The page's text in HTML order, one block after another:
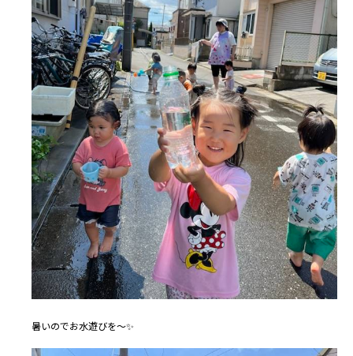
暑いのでお水遊びを～✨